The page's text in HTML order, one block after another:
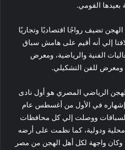
بعيدها القومي.
تضيف رواجًا اقتصاديًا وتجاريًا
إلي أنه أقيم على هامش سباق
الفنية والرياضية، ومعرض
ومعرض للفن التشكيلي.
الرياضي المصري هو أول نادى
في الأول من أغسطس عام
السباقات ووصلت إلي كل محافظات
ودولية، كما نظمت على أرضه
واجهة لكل أهل الهجن من مصر